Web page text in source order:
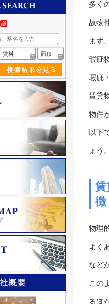
多く
故物
ます。
瑕疵
瑕疵
賃貸
物件
以下
ょう。
賃
徴
物理
よく
など
この
るほ
賃料 面積